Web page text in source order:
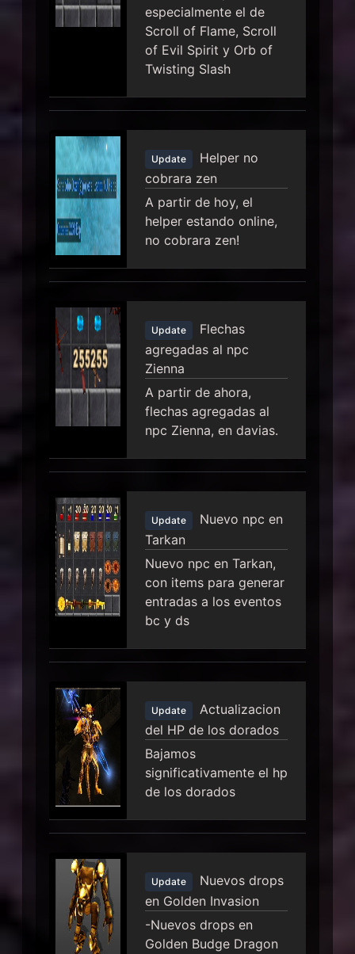
especialmente el de
Scroll of Flame, Scroll
of Evil Spirit y Orb of
Twisting Slash
Update
Helper no
cobrara zen
A partir de hoy, el
helper estando online,
no cobrara zen!
Update
Flechas
agregadas al npc
Zienna
A partir de ahora,
flechas agregadas al
npc Zienna, en davias.
Update
Nuevo npc en
Tarkan
Nuevo npc en Tarkan,
con items para generar
entradas a los eventos
bc y ds
Update
Actualizacion
del HP de los dorados
Bajamos
significativamente el hp
de los dorados
Update
Nuevos drops
en Golden Invasion
-Nuevos drops en
Golden Budge Dragon